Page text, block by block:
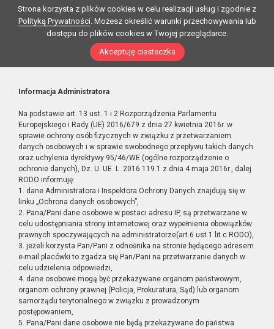
Strona korzysta z plików cookies w celu realizacji usług i zgodnie z
Polityką Prywatności. Możesz określić warunki przechowywania lub
dostępu do plików cookies w Twojej przeglądarce.
Akceptuję ciasteczka
Informacja Administratora
Na podstawie art. 13 ust. 1 i 2 Rozporządzenia Parlamentu
Europejskiego i Rady (UE) 2016/679 z dnia 27 kwietnia 2016r. w
sprawie ochrony osób fizycznych w związku z przetwarzaniem
danych osobowych i w sprawie swobodnego przepływu takich danych
oraz uchylenia dyrektywy 95/46/WE (ogólne rozporządzenie o
ochronie danych), Dz. U. UE. L. 2016.119.1 z dnia 4 maja 2016r., dalej
RODO informuję:
1. dane Administratora i Inspektora Ochrony Danych znajdują się w
linku „Ochrona danych osobowych”,
2. Pana/Pani dane osobowe w postaci adresu IP, są przetwarzane w
celu udostępniania strony internetowej oraz wypełnienia obowiązków
prawnych spoczywających na administratorze(art.6 ust.1 lit.c RODO),
3. jeżeli korzysta Pan/Pani z odnośnika na stronie będącego adresem
e-mail placówki to zgadza się Pan/Pani na przetwarzanie danych w
celu udzielenia odpowiedzi,
4. dane osobowe mogą być przekazywane organom państwowym,
organom ochrony prawnej (Policja, Prokuratura, Sąd) lub organom
samorządu terytorialnego w związku z prowadzonym
postępowaniem,
5. Pana/Pani dane osobowe nie będą przekazywane do państwa